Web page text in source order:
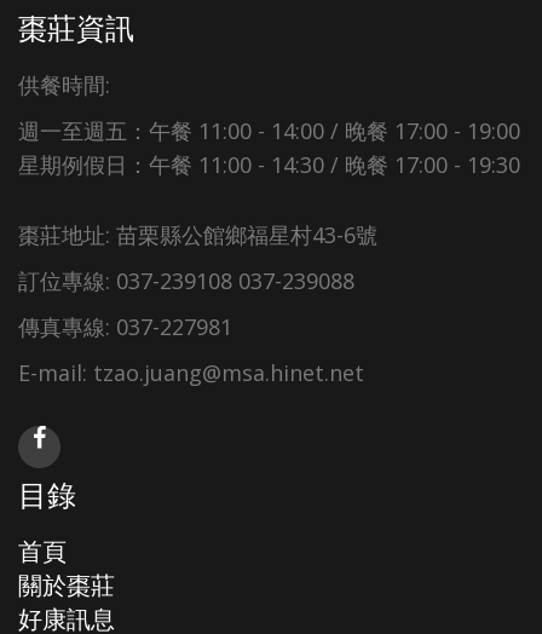
棗莊資訊
供餐時間:
週一至週五：午餐 11:00 - 14:00 / 晚餐 17:00 - 19:00
星期例假日：午餐 11:00 - 14:30 / 晚餐 17:00 - 19:30
棗莊地址: 苗栗縣公館鄉福星村43-6號
訂位專線: 037-239108 037-239088
傳真專線: 037-227981
E-mail: tzao.juang@msa.hinet.net
目錄
首頁
關於棗莊
好康訊息